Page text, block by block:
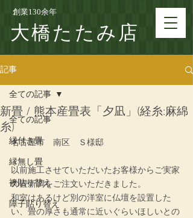
創業130余年
大橋たたみ店
記事
全ての記事
縁付き畳
縁無し畳
襖貼り替え
障子貼り替え
全ての記事
新畳 / 熊本産畳表「夕凪」(経糸:麻綿
糸)
名古屋市　南区　Ｓ様邸
以前施工させていただいたお客様からご実家
の畳新調をご注文いただきました。
和室はあるけど別の洋室に仏壇を設置した
い、畳の厚さも通常に近いぐらいほしいとの